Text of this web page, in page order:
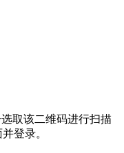
取该二维码进行扫描
登录。